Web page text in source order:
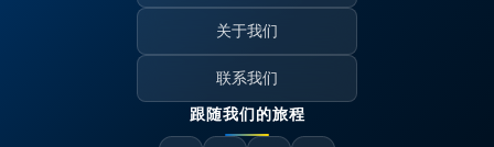
关于我们
联系我们
跟随我们的旅程